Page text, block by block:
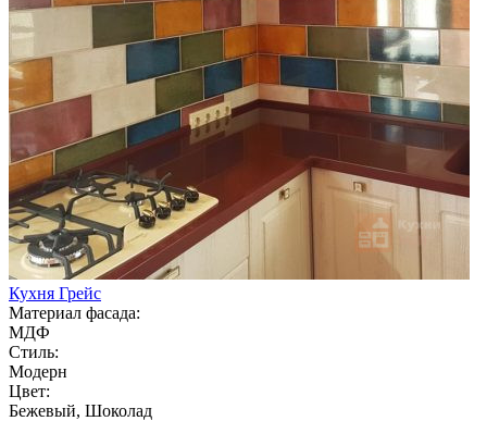
Кухня Грейс
Материал фасада:
МДФ
Стиль:
Модерн
Цвет:
Бежевый, Шоколад